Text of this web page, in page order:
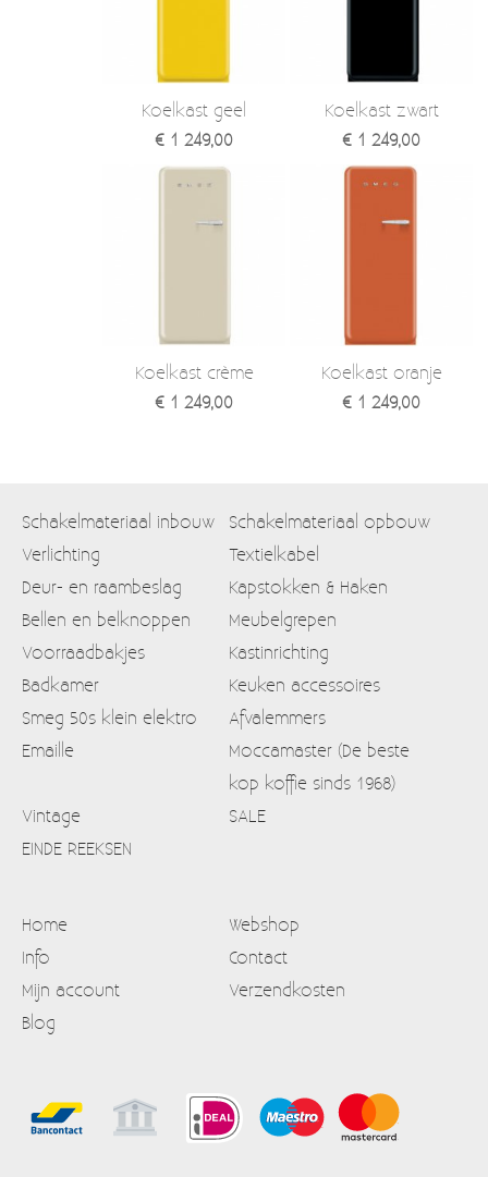
Koelkast geel
€ 1 249,00
Koelkast zwart
€ 1 249,00
Koelkast crème
€ 1 249,00
Koelkast oranje
€ 1 249,00
Schakelmateriaal inbouw
Schakelmateriaal opbouw
Verlichting
Textielkabel
Deur- en raambeslag
Kapstokken & Haken
Bellen en belknoppen
Meubelgrepen
Voorraadbakjes
Kastinrichting
Badkamer
Keuken accessoires
Smeg 50s klein elektro
Afvalemmers
Emaille
Moccamaster (De beste
kop koffie sinds 1968)
Vintage
SALE
EINDE REEKSEN
Home
Webshop
Info
Contact
Mijn account
Verzendkosten
Blog